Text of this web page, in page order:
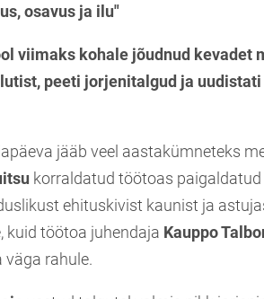
osavus ja ilu"
viimaks kohale jõudnud kevadet
peeti jorjenitalgud ja
jääb veel aastakümneteks
korraldatud töötoas
ehituskivist kaunist ja
kuid töötoa juhendaja Kauppo
väga rahule.